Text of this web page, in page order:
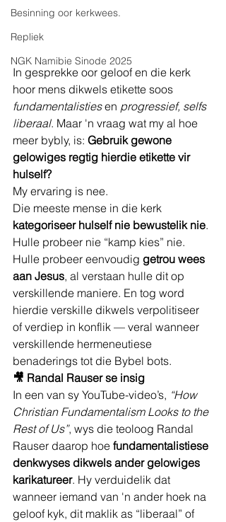
Besinning oor kerkwees.
Repliek
NGK Namibie Sinode 2025
In gesprekke oor geloof en die kerk
hoor mens dikwels etikette soos
fundamentalisties en progressief, selfs
liberaal. Maar 'n vraag wat my al hoe
meer bybly, is: Gebruik gewone
gelowiges regtig hierdie etikette vir
hulself?
My ervaring is nee.
Die meeste mense in die kerk
kategoriseer hulself nie bewustelik nie.
Hulle probeer nie “kamp kies” nie.
Hulle probeer eenvoudig getrou wees
aan Jesus, al verstaan hulle dit op
verskillende maniere. En tog word
hierdie verskille dikwels verpolitiseer
of verdiep in konflik — veral wanneer
verskillende hermeneutiese
benaderings tot die Bybel bots.
🎥 Randal Rauser se insig
In een van sy YouTube-video’s, “How
Christian Fundamentalism Looks to the
Rest of Us”, wys die teoloog Randal
Rauser daarop hoe fundamentalistiese
denkwyses dikwels ander gelowiges
karikatureer. Hy verduidelik dat
wanneer iemand van 'n ander hoek na
geloof kyk, dit maklik as “liberaal” of